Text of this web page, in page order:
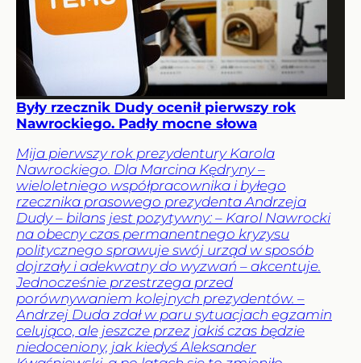
Były rzecznik Dudy ocenił pierwszy rok
Nawrockiego. Padły mocne słowa
Mija pierwszy rok prezydentury Karola
Nawrockiego. Dla Marcina Kędryny –
wieloletniego współpracownika i byłego
rzecznika prasowego prezydenta Andrzeja
Dudy – bilans jest pozytywny: – Karol Nawrocki
na obecny czas permanentnego kryzysu
politycznego sprawuje swój urząd w sposób
dojrzały i adekwatny do wyzwań – akcentuje.
Jednocześnie przestrzega przed
porównywaniem kolejnych prezydentów. –
Andrzej Duda zdał w paru sytuacjach egzamin
celująco, ale jeszcze przez jakiś czas będzie
niedoceniony, jak kiedyś Aleksander